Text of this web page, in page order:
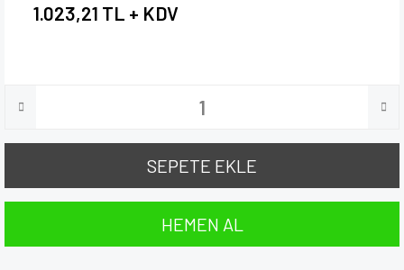
1.023,21 TL + KDV
SEPETE EKLE
HEMEN AL